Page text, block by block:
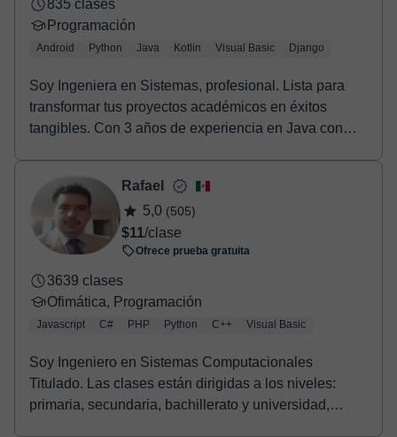
835 clases
Programación
Android Python Java Kotlin Visual Basic Django
Soy Ingeniera en Sistemas, profesional. Lista para
transformar tus proyectos académicos en éxitos
tangibles. Con 3 años de experiencia en Java con
Rafael
5,0 (505)
$11/clase
Ofrece prueba gratuita
3639 clases
Ofimática, Programación
Javascript C# PHP Python C++ Visual Basic
Soy Ingeniero en Sistemas Computacionales
Titulado. Las clases están dirigidas a los niveles:
primaria, secundaria, bachillerato y universidad,